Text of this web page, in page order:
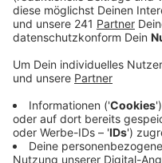
Stadt. Wähler
Pandemie auf einige
Anzeige
Masken nicht